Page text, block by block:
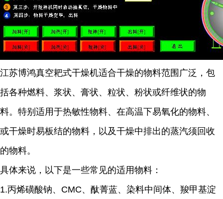
江苏博鸿真空耙式干燥机适合干燥的物料范围广泛，包
括各种燃料、浆状、膏状、粒状、粉状或纤维状的物
料。特别适用于热敏性物料、在高温下易氧化的物料、
或干燥时易板结的物料，以及干燥中排出的蒸汽须回收
的物料。
具体来说，以下是一些常见的适用物料：
1.丙烯磺酸钠、 CMC、酞菁蓝、染料中间体、羧甲基淀